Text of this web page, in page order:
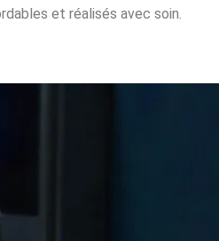
et réalisés avec soin.